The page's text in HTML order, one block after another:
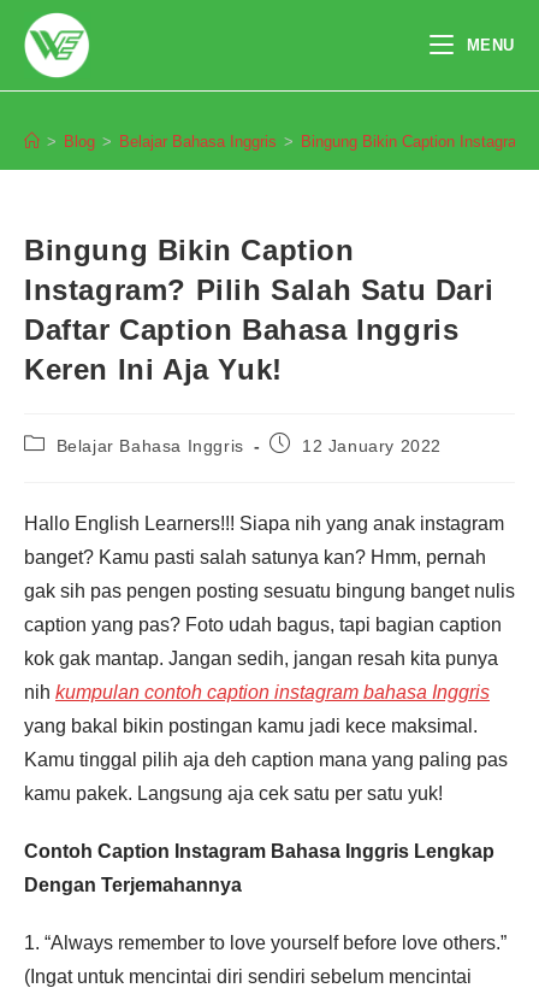
content
MENU
> Blog > Belajar Bahasa Inggris > Bingung Bikin Caption
Bingung Bikin Caption
Instagram? Pilih Salah Satu Dari
Daftar Caption Bahasa Inggris
Keren Ini Aja Yuk!
PostBelajar Bahasa Inggris
Post12 January 2022
Hallo English Learners!!! Siapa nih yang anak instagram
banget? Kamu pasti salah satunya kan? Hmm, pernah
gak sih pas pengen posting sesuatu bingung banget nulis
caption yang pas? Foto udah bagus, tapi bagian caption
kok gak mantap. Jangan sedih, jangan resah kita punya
nih kumpulan contoh caption instagram bahasa Inggris
yang bakal bikin postingan kamu jadi kece maksimal.
Kamu tinggal pilih aja deh caption mana yang paling pas
kamu pakek. Langsung aja cek satu per satu yuk!
Contoh Caption Instagram Bahasa Inggris Lengkap
Dengan Terjemahannya
1. “Always remember to love yourself before love others.”
(Ingat untuk mencintai diri sendiri sebelum mencintai
Merisa Deanova dari Palu
melakukan pendaftaran program
Integrated Speaking 3 Bulan 8
jam yang lalu.